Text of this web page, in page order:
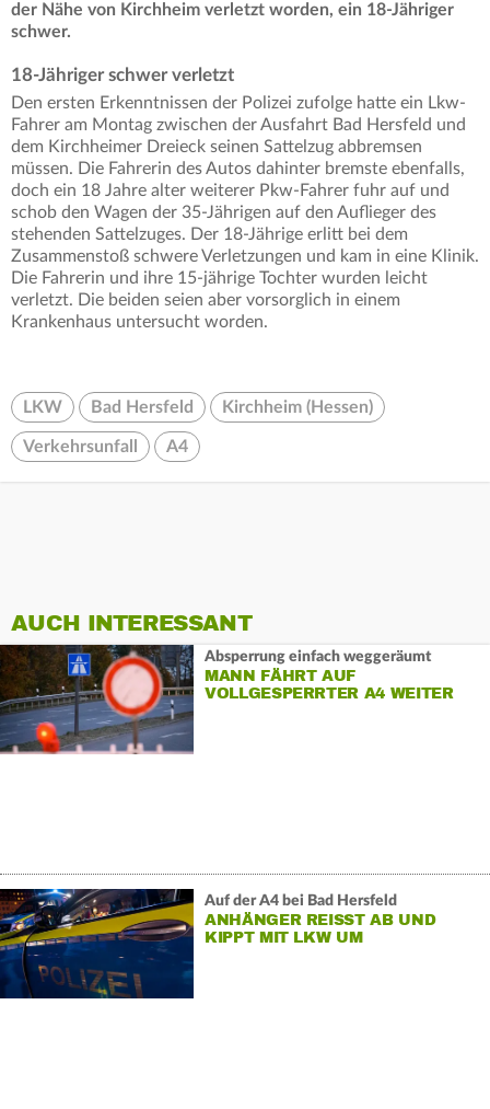
der Nähe von Kirchheim verletzt worden, ein 18-Jähriger
schwer.
18-Jähriger schwer verletzt
Den ersten Erkenntnissen der Polizei zufolge hatte ein Lkw-
Fahrer am Montag zwischen der Ausfahrt Bad Hersfeld und
dem Kirchheimer Dreieck seinen Sattelzug abbremsen
müssen. Die Fahrerin des Autos dahinter bremste ebenfalls,
doch ein 18 Jahre alter weiterer Pkw-Fahrer fuhr auf und
schob den Wagen der 35-Jährigen auf den Auflieger des
stehenden Sattelzuges. Der 18-Jährige erlitt bei dem
Zusammenstoß schwere Verletzungen und kam in eine Klinik.
Die Fahrerin und ihre 15-jährige Tochter wurden leicht
verletzt. Die beiden seien aber vorsorglich in einem
Krankenhaus untersucht worden.
LKW Bad Hersfeld Kirchheim (Hessen)
Verkehrsunfall A4
AUCH INTERESSANT
Absperrung einfach weggeräumt
MANN FÄHRT AUF
VOLLGESPERRTER A4 WEITER
Auf der A4 bei Bad Hersfeld
ANHÄNGER REISST AB UND K
IPPT MIT LKW UM